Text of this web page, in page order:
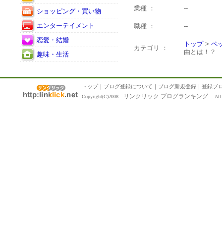
ショッピング・買い物
エンターテイメント
恋愛・結婚
趣味・生活
業種 ： --
職種 ： --
カテゴリ ：
トップ> ペ
由とは！？
トップ｜ ブログ登録について ｜ ブログ新規登録 ｜ 登録ブ
Copyright(C)2008 リンクリック ブログランキング All